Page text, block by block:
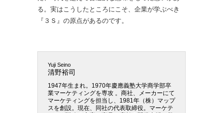
る。実はこうしたところにこそ、企業が学ぶべき
『３Ｓ』の原点があるのです。
Yuji Seino
清野裕司
1947年生まれ。1970年慶應義塾大学商学部卒
業マーケティングを専攻 。商社、メーカーにて
マーケティングを担当し、1981年（株）マップ
スを創設。現在、同社の代表取締役。マーケテ